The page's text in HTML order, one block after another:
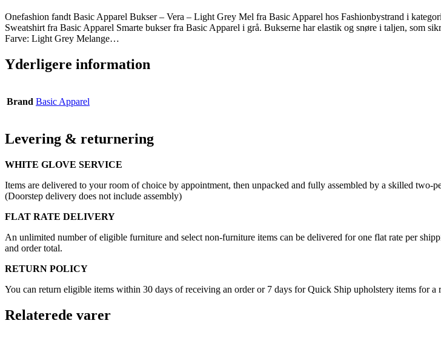
Onefashion fandt Basic Apparel Bukser – Vera – Light Grey Mel fra Basic Apparel hos Fashionbystrand i
Sweatshirt fra Basic Apparel Smarte bukser fra Basic Apparel i grå. Bukserne har elastik og snøre i taljen, som
Farve: Light Grey Melange…
Yderligere information
Brand Basic Apparel
Levering & returnering
WHITE GLOVE SERVICE
Items are delivered to your room of choice by appointment, then unpacked and fully assembled by a skilled
(Doorstep delivery does not include assembly)
FLAT RATE DELIVERY
An unlimited number of eligible furniture and select non-furniture items can be delivered for one flat rate per
and order total.
RETURN POLICY
You can return eligible items within 30 days of receiving an order or 7 days for Quick Ship upholstery items for
Relaterede varer